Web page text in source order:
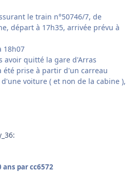
le train n°50746/7, de
départ à 17h35, arrivée prévu à
18h07
avoir quitté la gare d'Arras
été prise à partir d'un carreau
voiture ( et non de la cabine ),
ans par cc6572